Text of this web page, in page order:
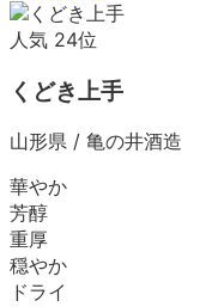
人気 24位
くどき上手
山形県 / 亀の井酒造
華やか
芳醇
重厚
穏やか
ドライ